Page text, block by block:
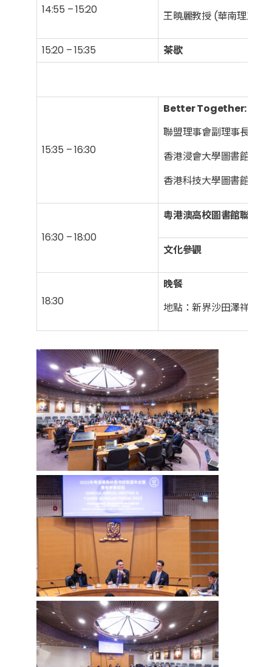
14:55 – 15:20
王曉麗教授 (華南理工大
15:20 – 15:35
茶歇
15:35 – 16:30
Better Together:
聯盟理事會副理事長，
香港浸會大學圖書館館長
香港科技大學圖書館館長
16:30 – 18:00
粵港澳高校圖書館聯盟
文化參觀
18:30
晚餐
地點：新界沙田澤祥街